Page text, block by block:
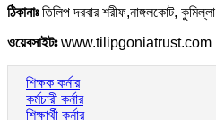
ঠিকানাঃতিলিপ দরবার শরীফ,নাঙ্গলকোট, কুমিল্লা
ওয়েবসাইটঃwww.tilipgoniatrust.com
শিক্ষক কর্নার
কর্মচারী কর্নার
শিক্ষার্থী কর্নার